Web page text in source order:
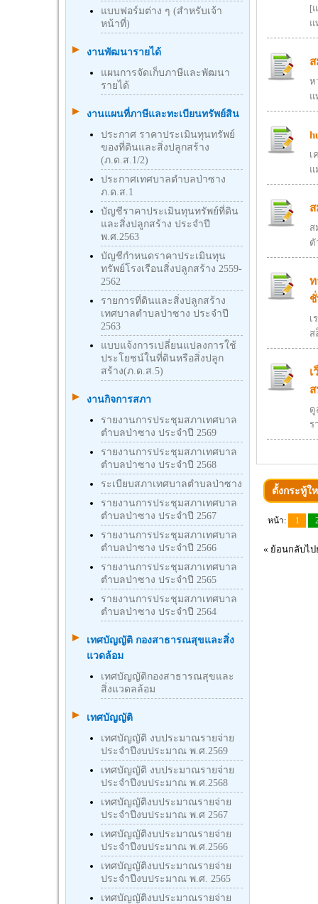
แบบฟอร์มต่าง ๆ (สำหรับเจ้า
หน้าที่)
งานพัฒนารายได้
แผนการจัดเก็บภาษีและพัฒนา
รายได้
งานแผนที่ภาษีและทะเบียนทรัพย์สิน
ประกาศ ราคาประเมินทุนทรัพย์
ของที่ดินและสิ่งปลูกสร้าง
(ภ.ด.ส.1/2)
ประกาศเทศบาลตำบลป่าซาง
ภ.ด.ส.1
บัญชีราคาประเมินทุนทรัพย์ที่ดิน
และสิ่งปลูกสร้าง ประจำปี
พ.ศ.2563
บัญชีกําหนดราคาประเมินทุน
ทรัพย์โรงเรือนสิ่งปลูกสร้าง 2559-
2562
รายการที่ดินและสิ่งปลูกสร้าง
เทศบาลตำบลป่าซาง ประจำปี
2563
แบบแจ้งการเปลี่ยนแปลงการใช้
ประโยชน์ในที่ดินหรือสิ่งปลูก
สร้าง(ภ.ด.ส.5)
งานกิจการสภา
รายงานการประชุมสภาเทศบาล
ตำบลป่าซาง ประจำปี 2569
รายงานการประชุมสภาเทศบาล
ตำบลป่าซาง ประจำปี 2568
ระเบียบสภาเทศบาลตำบลป่าซาง
รายงานการประชุมสภาเทศบาล
ตำบลป่าซาง ประจำปี 2567
รายงานการประชุมสภาเทศบาล
ตำบลป่าซาง ประจำปี 2566
รายงานการประชุมสภาเทศบาล
ตำบลป่าซาง ประจำปี 2565
รายงานการประชุมสภาเทศบาล
ตำบลป่าซาง ประจำปี 2564
เทศบัญญัติ กองสาธารณสุขและสิ่ง
แวดล้อม
เทศบัญญัติกองสาธารณสุขและ
สิ่งแวดลล้อม
เทศบัญญัติ
เทศบัญญัติ งบประมาณรายจ่าย
ประจำปีงบประมาณ พ.ศ.2569
เทศบัญญัติ งบประมาณรายจ่าย
ประจำปีงบประมาณ พ.ศ.2568
เทศบัญญัติงบประมาณรายจ่าย
ประจำปีงบประมาณ พ.ศ 2567
เทศบัญญัติงบประมาณรายจ่าย
ประจำปีงบประมาณ พ.ศ.2566
เทศบัญญัติงบประมาณรายจ่าย
ประจำปีงบประมาณ พ.ศ. 2565
เทศบัญญัติงบประมาณรายจ่าย
[
แ
ห
แ
เ
แ
ส
ตั
ท
เ
ส
ดู
ร
ตั้งกระทู้ใ
หน้า: 1
« ย้อนกลับไป